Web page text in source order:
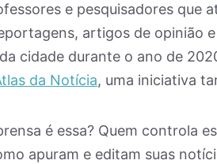
e pesquisadores que
artigos de opinião
cidade durante o ano de
da Notícia, uma iniciativa
é essa? Quem controla
apuram e editam suas